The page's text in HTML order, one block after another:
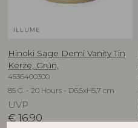
ILLUME
Hinoki Sage Demi Vanity Tin
Kerze, Grün,
4536400300
85 G. - 20 Hours - D6,5xH5,7 cm
UVP
€ 16,90